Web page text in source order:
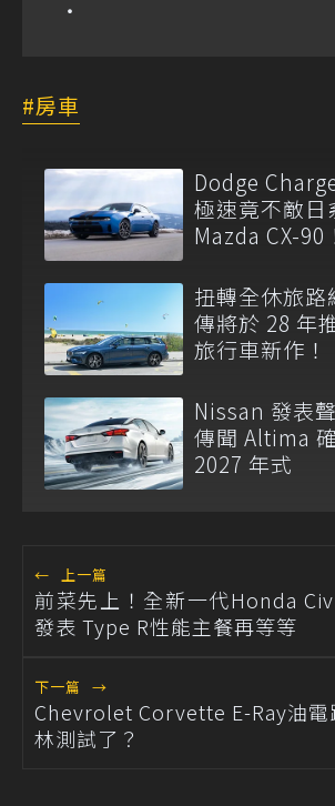
房車
Dodge
極速竟不敵日
Mazda CX-90
扭轉全休旅路
傳將於 28 年
旅行車新作！
Nissan 發表
傳聞 Altima
2027 年式
← 上一篇
前菜先上！全新一代Honda
發表 Type R性能主餐再等等
下一篇 →
Chevrolet Corvette E-Ray油電
林測試了？